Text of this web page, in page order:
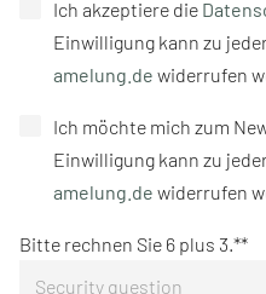
Ich akzeptiere die
Einwilligung kann zu
amelung.de widerrufen
Ich möchte mich zum
Einwilligung kann zu
amelung.de widerrufen
Bitte rechnen Sie 6 plus 3.*